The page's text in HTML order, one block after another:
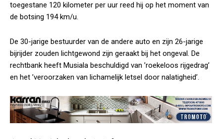
toegestane 120 kilometer per uur reed hij op het moment van
de botsing 194 km/u.
De 30-jarige bestuurder van de andere auto en zijn 26-jarige
bijrijder zouden lichtgewond zijn geraakt bij het ongeval. De
rechtbank heeft Musiala beschuldigd van ’roekeloos rijgedrag’
en het ’veroorzaken van lichamelijk letsel door nalatigheid’.